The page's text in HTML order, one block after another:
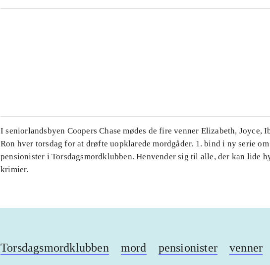
I seniorlandsbyen Coopers Chase mødes de fire venner Elizabeth, Joyce,
Ron hver torsdag for at drøfte uopklarede mordgåder. 1. bind i ny serie
pensionister i Torsdagsmordklubben. Henvender sig til alle, der kan lide
krimier.
Torsdagsmordklubben mord pensionister venner